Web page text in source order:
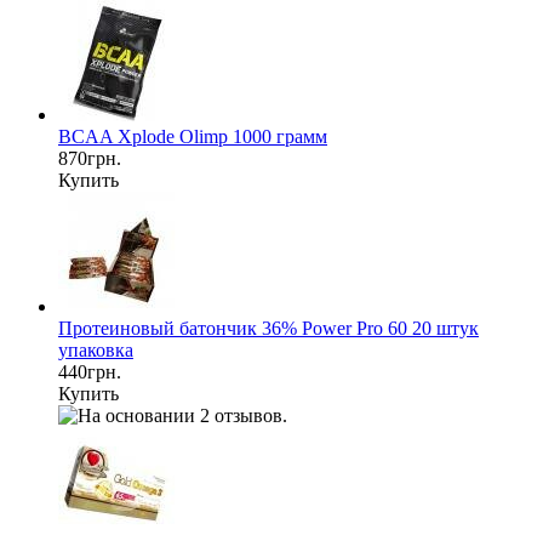
BCAA Xplode Olimp 1000 грамм
870грн.
Купить
Протеиновый батончик 36% Power Pro 60 20 штук
упаковка
440грн.
Купить